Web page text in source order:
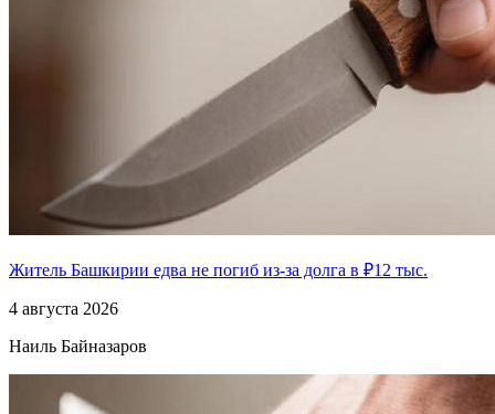
Житель Башкирии едва не погиб из-за долга в ₽12 тыс.
4 августа 2026
Наиль Байназаров